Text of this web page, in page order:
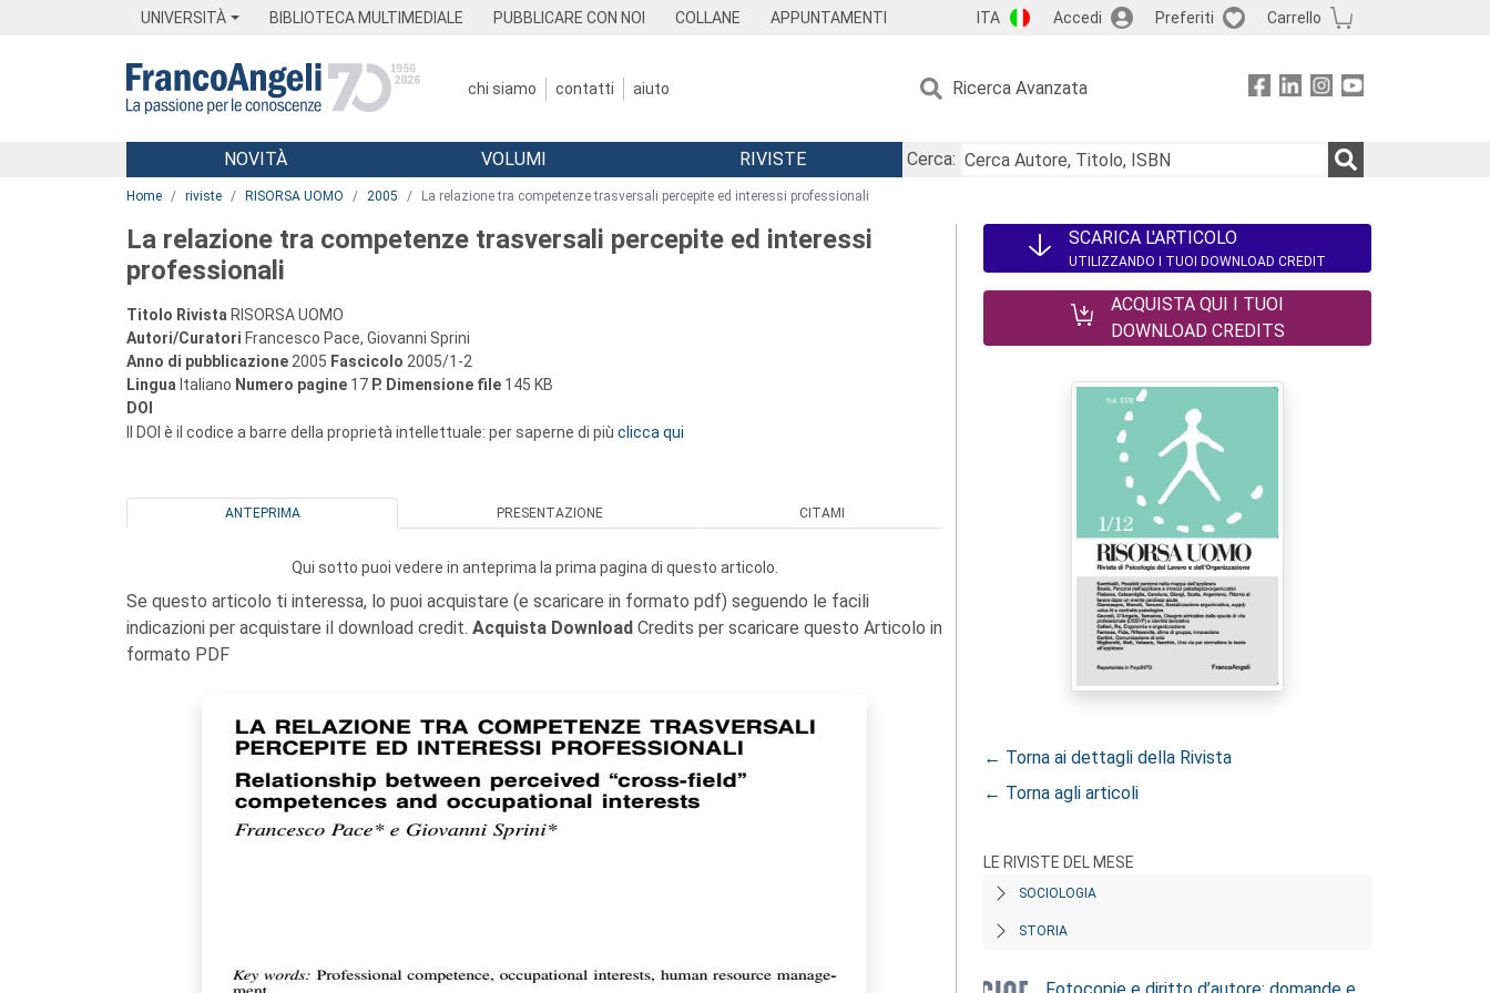
UNIVERSITÀ BIBLIOTECA MULTIMEDIALE PUBBLICARE CON NOI COLLANE APPUNTAMENTI ITA Accedi Preferiti Carrello
chi siamo contatti aiuto Ricerca Avanzata
Menu
NOVITÀ VOLUMI RIVISTE
Cerca:
Home riviste RISORSA UOMO 2005 La relazione tra competenze trasversali percepite ed interessi professionali
La relazione tra competenze trasversali percepite ed interessi
professionali
Titolo Rivista RISORSA UOMO
Autori/Curatori Francesco Pace, Giovanni Sprini
Anno di pubblicazione 2005 Fascicolo 2005/1-2
Lingua Italiano Numero pagine 17 P. Dimensione file 145 KB
DOI
Il DOI è il codice a barre della proprietà intellettuale: per saperne di più clicca qui
ANTEPRIMA PRESENTAZIONE CITAMI
Qui sotto puoi vedere in anteprima la prima pagina di questo articolo.
Se questo articolo ti interessa, lo puoi acquistare (e scaricare in formato pdf) seguendo le facili
indicazioni per acquistare il download credit. Acquista Download Credits per scaricare questo Articolo in
formato PDF
SCARICA L'ARTICOLO
UTILIZZANDO I TUOI DOWNLOAD CREDIT
ACQUISTA QUI I TUOI
DOWNLOAD CREDITS
← Torna ai dettagli della Rivista
← Torna agli articoli
LE RIVISTE DEL MESE
SOCIOLOGIA
STORIA